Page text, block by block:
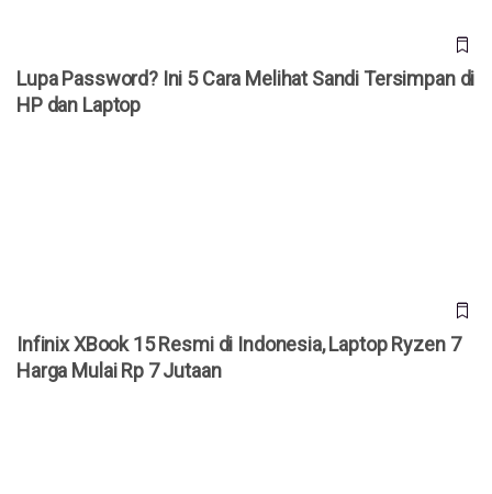
Lupa Password? Ini 5 Cara Melihat Sandi Tersimpan di
HP dan Laptop
Infinix XBook 15 Resmi di Indonesia, Laptop Ryzen 7
Harga Mulai Rp 7 Jutaan